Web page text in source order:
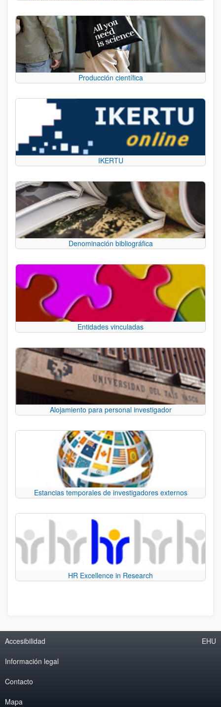
Producción científica
IKERTU
Denominación bibliográfica
Entidades vinculadas
Alojamiento para personal investigador
Estancias temporales de investigadores externos
HR Excellence in Research
Accesibilidad
Información legal
Contacto
Mapa
EHU